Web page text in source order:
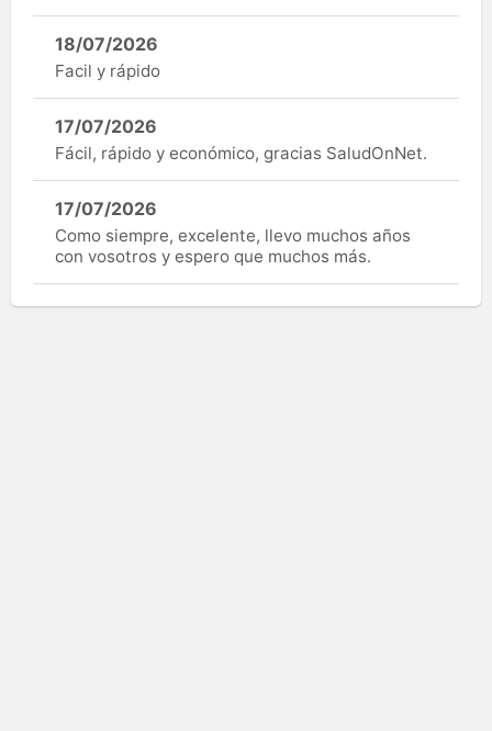
18/07/2026
Facil y rápido
17/07/2026
Fácil, rápido y económico, gracias SaludOnNet.
17/07/2026
Como siempre, excelente, llevo muchos años
con vosotros y espero que muchos más.